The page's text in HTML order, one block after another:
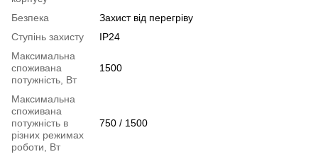
Безпека
Захист від перегріву
Ступінь захисту
IP24
Максимальна
споживана
потужність, Вт
1500
Максимальна
споживана
потужність в
різних режимах
роботи, Вт
750 / 1500